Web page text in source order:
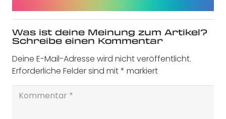
Was ist deine Meinung zum Artikel?
Schreibe einen Kommentar
Deine E-Mail-Adresse wird nicht veröffentlicht.
Erforderliche Felder sind mit* markiert